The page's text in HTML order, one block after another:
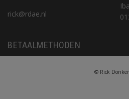
rick@rdae.nl
BETAALMETHODEN
© Rick